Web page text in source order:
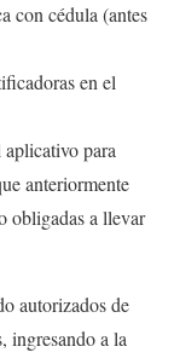
con cédula (antes
en el
para
anteriormente
obligadas a llevar
autorizados de
ingresando a la